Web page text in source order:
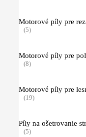
Motorové píly pre
(5)
Motorové píly pre
(8)
Motorové píly pre
(19)
Píly na ošetrovanie
(5)